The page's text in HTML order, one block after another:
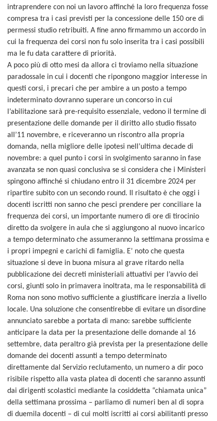
intraprendere con noi un lavoro affinché la loro frequenza fosse
compresa tra i casi previsti per la concessione delle 150 ore di
permessi studio retribuiti. A fine anno firmammo un accordo in
cui la frequenza dei corsi non fu solo inserita tra i casi possibili
ma le fu data carattere di priorità.
A poco più di otto mesi da allora ci troviamo nella situazione
paradossale in cui i docenti che ripongono maggior interesse in
questi corsi, i precari che per ambire a un posto a tempo
indeterminato dovranno superare un concorso in cui
l’abilitazione sarà pre-requisito essenziale, vedono il termine di
presentazione delle domande per il diritto allo studio fissato
all’11 novembre, e riceveranno un riscontro alla propria
domanda, nella migliore delle ipotesi nell’ultima decade di
novembre: a quel punto i corsi in svolgimento saranno in fase
avanzata se non quasi conclusiva se si considera che i Ministeri
spingono affinché si chiudano entro il 31 dicembre 2024 per
ripartire subito con un secondo round. Il risultato è che oggi i
docenti iscritti non sanno che pesci prendere per conciliare la
frequenza dei corsi, un importante numero di ore di tirocinio
diretto da svolgere in aula che si aggiungono al nuovo incarico
a tempo determinato che assumeranno la settimana prossima e
i propri impegni e carichi di famiglia. E’ noto che questa
situazione si deve in buona misura al grave ritardo nella
pubblicazione dei decreti ministeriali attuativi per l’avvio dei
corsi, giunti solo in primavera inoltrata, ma le responsabilità di
Roma non sono motivo sufficiente a giustificare inerzia a livello
locale. Una soluzione che consentirebbe di evitare un disordine
annunciato sarebbe a portata di mano: sarebbe sufficiente
anticipare la data per la presentazione delle domande al 16
settembre, data peraltro già prevista per la presentazione delle
domande dei docenti assunti a tempo determinato
direttamente dal Servizio reclutamento, un numero a dir poco
risibile rispetto alla vasta platea di docenti che saranno assunti
dai dirigenti scolastici mediante la cosiddetta “chiamata unica”
della settimana prossima – parliamo di numeri ben al di sopra
di duemila docenti – di cui molti iscritti ai corsi abilitanti presso